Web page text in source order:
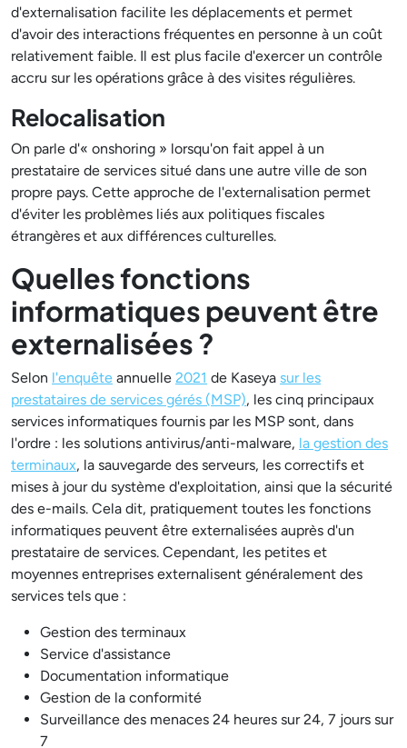
d'externalisation facilite les déplacements et permet
d'avoir des interactions fréquentes en personne à un coût
relativement faible. Il est plus facile d'exercer un contrôle
accru sur les opérations grâce à des visites régulières.
Relocalisation
On parle d'« onshoring » lorsqu'on fait appel à un
prestataire de services situé dans une autre ville de son
propre pays. Cette approche de l'externalisation permet
d'éviter les problèmes liés aux politiques fiscales
étrangères et aux différences culturelles.
Quelles fonctions
informatiques peuvent être
externalisées ?
Selon l'enquête annuelle 2021 de Kaseya sur les
prestataires de services gérés (MSP), les cinq principaux
services informatiques fournis par les MSP sont, dans
l'ordre : les solutions antivirus/anti-malware, la gestion des
terminaux, la sauvegarde des serveurs, les correctifs et
mises à jour du système d'exploitation, ainsi que la sécurité
des e-mails. Cela dit, pratiquement toutes les fonctions
informatiques peuvent être externalisées auprès d'un
prestataire de services. Cependant, les petites et
moyennes entreprises externalisent généralement des
services tels que :
Gestion des terminaux
Service d'assistance
Documentation informatique
Gestion de la conformité
Surveillance des menaces 24 heures sur 24, 7 jours sur
7